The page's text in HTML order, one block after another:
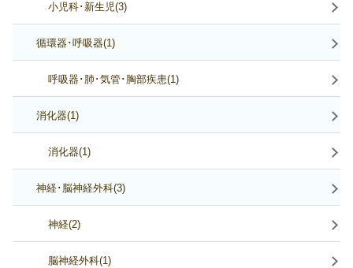
小児科･新生児(3)
循環器･呼吸器(1)
呼吸器･肺･気管･胸部疾患(1)
消化器(1)
消化器(1)
神経･脳神経外科(3)
神経(2)
脳神経外科(1)